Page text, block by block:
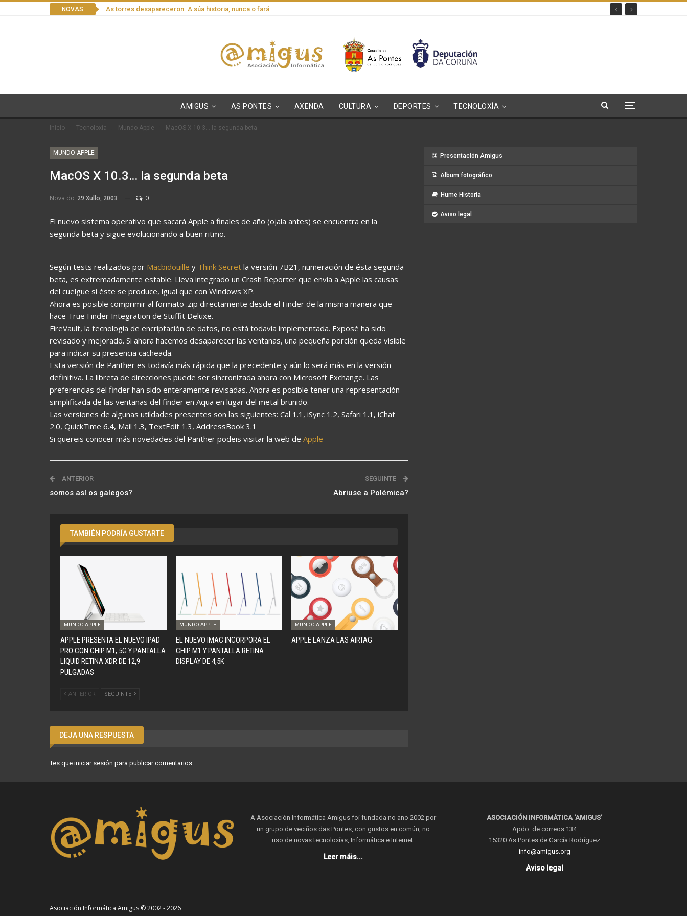
NOVAS As torres desapareceron. A súa historia, nunca o fará
AMIGUS AS PONTES AXENDA CULTURA DEPORTES TECNOLOXÍA
Inicio Tecnoloxía Mundo Apple MacOS X 10.3… la segunda beta
MUNDO APPLE
MacOS X 10.3… la segunda beta
Nova do 29 Xullo, 2003 0
El nuevo sistema operativo que sacará Apple a finales de año (ojala antes) se encuentra en la
segunda beta y sigue evolucionando a buen ritmo.
Según tests realizados por Macbidouille y Think Secret la versión 7B21, numeración de ésta segunda
beta, es extremadamente estable. Lleva integrado un Crash Reporter que envía a Apple las causas
del cuelgue si éste se produce, igual que con Windows XP.
Ahora es posible comprimir al formato .zip directamente desde el Finder de la misma manera que
hace True Finder Integration de Stuffit Deluxe.
FireVault, la tecnología de encriptación de datos, no está todavía implementada. Exposé ha sido
revisado y mejorado. Si ahora hacemos desaparecer las ventanas, una pequeña porción queda visible
para indicar su presencia cacheada.
Esta versión de Panther es todavía más rápida que la precedente y aún lo será más en la versión
definitiva. La libreta de direcciones puede ser sincronizada ahora con Microsoft Exchange. Las
preferencias del finder han sido enteramente revisadas. Ahora es posible tener una representación
simplificada de las ventanas del finder en Aqua en lugar del metal bruñido.
Las versiones de algunas utildades presentes son las siguientes: Cal 1.1, iSync 1.2, Safari 1.1, iChat
2.0, QuickTime 6.4, Mail 1.3, TextEdit 1.3, AddressBook 3.1
Si quereis conocer más novedades del Panther podeis visitar la web de Apple
ANTERIOR
somos así os galegos?
SEGUINTE
Abriuse a Polémica?
TAMBIÉN PODRÍA GUSTARTE
MUNDO APPLE
APPLE PRESENTA EL NUEVO IPAD
PRO CON CHIP M1, 5G Y PANTALLA
LIQUID RETINA XDR DE 12,9
PULGADAS
MUNDO APPLE
EL NUEVO IMAC INCORPORA EL
CHIP M1 Y PANTALLA RETINA
DISPLAY DE 4,5K
MUNDO APPLE
APPLE LANZA LAS AIRTAG
ANTERIOR SEGUINTE
DEJA UNA RESPUESTA
Tes que iniciar sesión para publicar comentarios.
Presentación Amigus
Album fotográfico
Hume Historia
Aviso legal
A Asociación Informática Amigus foi fundada no ano 2002 por
un grupo de veciños das Pontes, con gustos en común, no
uso de novas tecnoloxías, Informática e Internet.
Leer máis...
ASOCIACIÓN INFORMÁTICA ‘AMIGUS’
Apdo. de correos 134
15320 As Pontes de García Rodríguez
info@amigus.org
Aviso legal
Asociación Informática Amigus © 2002 - 2026